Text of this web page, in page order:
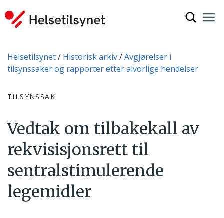
Du er her:
Helsetilsynet Historisk arkiv
Avgjørelser i
tilsynssaker og rapporter etter alvorlige hendelser
TILSYNSSAK
Vedtak om tilbakekall av
rekvisisjonsrett til
sentralstimulerende
legemidler